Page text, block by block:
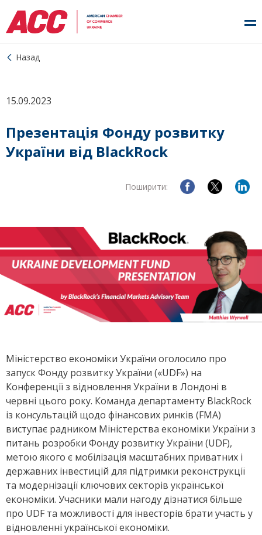
Назад
15.09.2023
Презентація Фонду розвитку
України від BlackRock
Поширити:
Міністерство економіки України оголосило про
запуск Фонду розвитку України («UDF») на
Конференції з відновлення України в Лондоні в
червні цього року. Команда департаменту BlackRock
із консультацій щодо фінансових ринків (FMA)
виступає радником Міністерства економіки України з
питань розробки Фонду розвитку України (UDF),
метою якого є мобілізація масштабних приватних і
державних інвестицій для підтримки реконструкції
та модернізації ключових секторів української
економіки. Учасники мали нагоду дізнатися більше
про UDF та можливості для інвесторів брати участь у
відновленні української економіки.